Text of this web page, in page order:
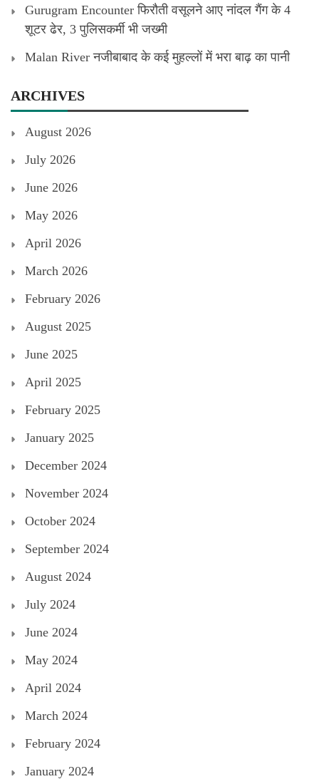
Gurugram Encounter फिरौती वसूलने आए नांदल गैंग के 4
शूटर ढेर, 3 पुलिसकर्मी भी जख्मी
Malan River नजीबाबाद के कई मुहल्लों में भरा बाढ़ का पानी
ARCHIVES
August 2026
July 2026
June 2026
May 2026
April 2026
March 2026
February 2026
August 2025
June 2025
April 2025
February 2025
January 2025
December 2024
November 2024
October 2024
September 2024
August 2024
July 2024
June 2024
May 2024
April 2024
March 2024
February 2024
January 2024